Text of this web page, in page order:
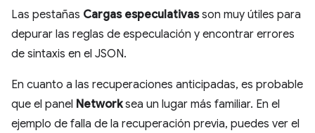
Las pestañas Cargas especulativasson muy útiles para
depurar las reglas de especulación y encontrar errores
de sintaxis en el JSON.
En cuanto a las recuperaciones anticipadas, es probable
que el panel Networksea un lugar más familiar. En el
ejemplo de falla de la recuperación previa, puedes ver el